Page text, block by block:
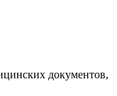
документов,